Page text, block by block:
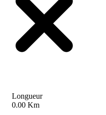
Longueur
0.00 Km